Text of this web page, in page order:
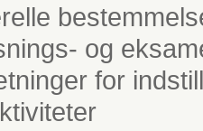
og
for